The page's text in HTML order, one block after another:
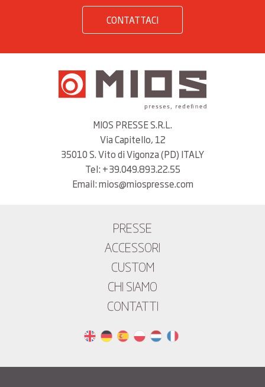
CONTATTACI
MIOS PRESSE S.R.L.
Via Capitello, 12
35010 S. Vito di Vigonza (PD) ITALY
Tel: +39.049.893.22.55
Email: mios@miospresse.com
PRESSE
ACCESSORI
CUSTOM
CHI SIAMO
CONTATTI